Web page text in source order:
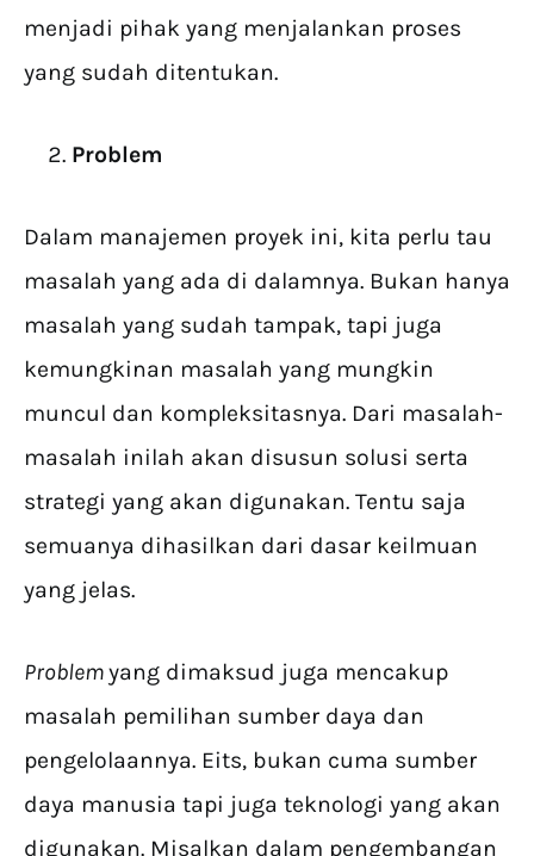
menjadi pihak yang menjalankan proses
yang sudah ditentukan.
Problem
Dalam manajemen proyek ini, kita perlu tau
masalah yang ada di dalamnya. Bukan hanya
masalah yang sudah tampak, tapi juga
kemungkinan masalah yang mungkin
muncul dan kompleksitasnya. Dari masalah-
masalah inilah akan disusun solusi serta
strategi yang akan digunakan. Tentu saja
semuanya dihasilkan dari dasar keilmuan
yang jelas.
Problemyang dimaksud juga mencakup
masalah pemilihan sumber daya dan
pengelolaannya. Eits, bukan cuma sumber
daya manusia tapi juga teknologi yang akan
digunakan. Misalkan dalam pengembangan